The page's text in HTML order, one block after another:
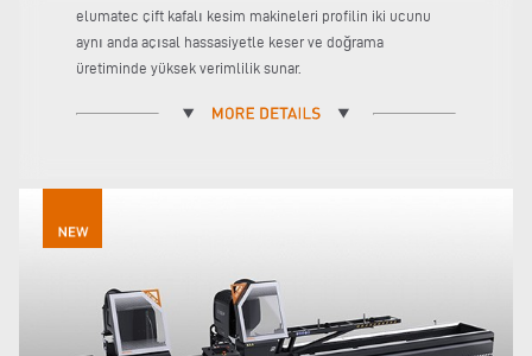
elumatec çift kafalı kesim makineleri profilin iki ucunu
aynı anda açısal hassasiyetle keser ve doğrama
üretiminde yüksek verimlilik sunar.